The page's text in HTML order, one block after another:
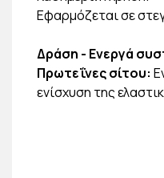
Εφαρμόζεται σε
Δράση - Ενεργά
Πρωτεΐνες σίτου:
ενίσχυση της